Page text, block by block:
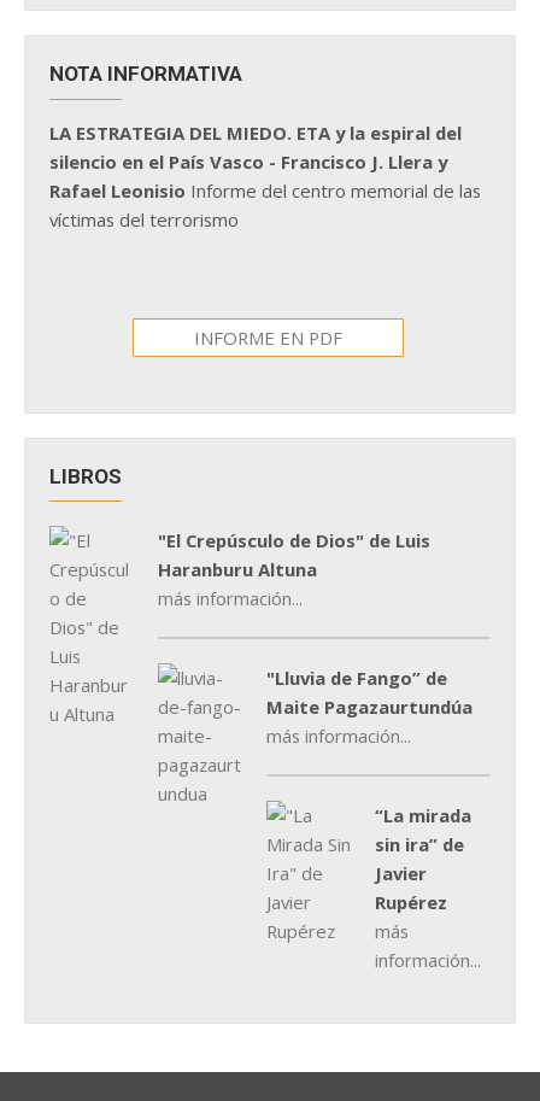
NOTA INFORMATIVA
LA ESTRATEGIA DEL MIEDO. ETA y la espiral del
silencio en el País Vasco - Francisco J. Llera y
Rafael Leonisio Informe del centro memorial de las
víctimas del terrorismo
INFORME EN PDF
LIBROS
"El Crepúsculo de Dios" de Luis
Haranburu Altuna
más información...
"Lluvia de Fango” de
Maite Pagazaurtundúa
más información...
“La mirada
sin ira” de
Javier
Rupérez
más
información...